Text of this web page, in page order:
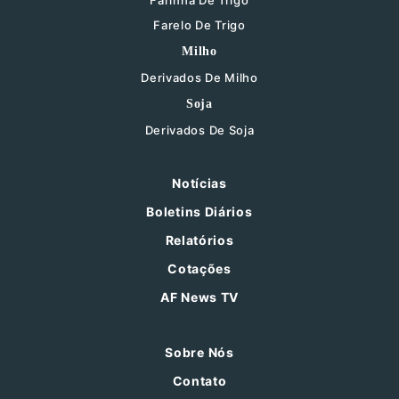
Farelo De Trigo
Milho
Derivados De Milho
Soja
Derivados De Soja
Notícias
Boletins Diários
Relatórios
Cotações
AF News TV
Sobre Nós
Contato